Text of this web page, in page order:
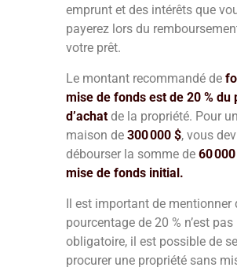
emprunt et des intérêts que
payerez lors du
votre prêt.
Le montant recommandé de
mise de fonds est de 20 % du
d’achat de la propriété. Pour
maison de 300 000 $, vous
débourser la somme de 60
mise de fonds initial.
Il est important de mentionner
pourcentage de 20 % n’est pas
obligatoire, il est possible de se
procurer une propriété sans